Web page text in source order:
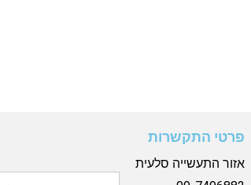
פרטי התקשרות
אזור התעשייה סלעית